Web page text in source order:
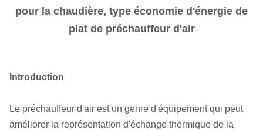
pour la chaudière, type économie d'énergie de
plat de préchauffeur d'air
Introduction
Le préchauffeur d'air est un genre d'équipement qui peut
améliorer la représentation d'échange thermique de la